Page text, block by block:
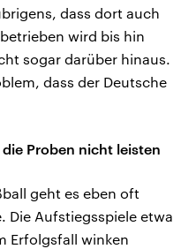
dass dort auch
wird bis hin
sogar darüber hinaus.
dass der Deutsche
Proben nicht leisten
geht es eben oft
Die Aufstiegsspiele etwa
Erfolgsfall winken